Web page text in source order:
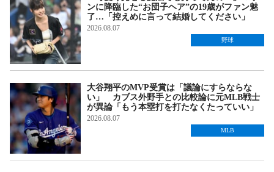
ンに降臨した“お団子ヘア”の19歳がファン魅
了…「控えめに言って結婚してください」
2026.08.07
野球
大谷翔平のMVP受賞は「議論にすらならな
い」 カブス外野手との比較論に元MLB戦士
が異論「もう本塁打を打たなくたっていい」
2026.08.07
MLB